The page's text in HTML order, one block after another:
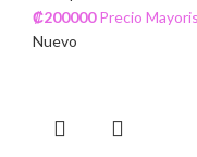
₡200000 Precio
Nuevo